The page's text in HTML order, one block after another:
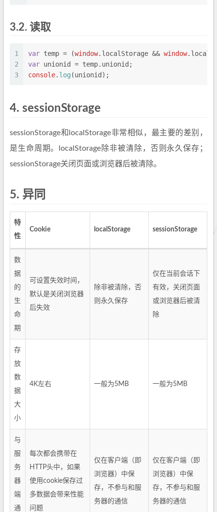
3.2. 读取
1
2
3
var temp = (window. localStorage && window.
var unionid = temp. unionid ;
console. log(unionid);
4. sessionStorage
sessionStorage和localStorage非常相似，最主要的差别，
是生命周期。localStorage除非被清除，否则永久保存；
sessionStorage关闭页面或浏览器后被清除。
5. 异同
特
性
Cookie localStorage sessionStorage
数
据
的
生
命
期
可设置失效时间，
默认是关闭浏览器
后失效
除非被清除，否
则永久保存
仅在当前会话下
有效，关闭页面
或浏览器后被清
除
存
放
数
据
大
小
4K左右 一般为5MB 一般为5MB
与
服
务
器
端
通
每次都会携带在
HTTP头中，如果
使用cookie保存过
多数据会带来性能
问题
仅在客户端（即
浏览器）中保
存，不参与和服
务器的通信
仅在客户端（即
浏览器）中保
存，不参与和服
务器的通信